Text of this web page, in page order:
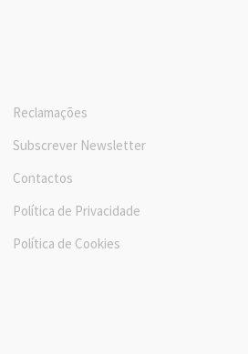
Reclamações
Subscrever Newsletter
Contactos
Política de Privacidade
Política de Cookies